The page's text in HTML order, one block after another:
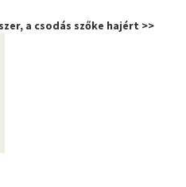
a csodás szőke hajért >>